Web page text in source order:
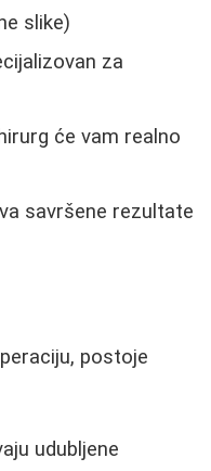
slike)
za
će vam realno
savršene rezultate
postoje
udubljene